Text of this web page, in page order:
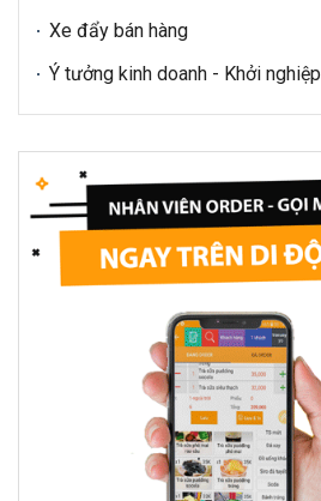
Xe đẩy bán hàng
Ý tưởng kinh doanh - Khởi nghiệp